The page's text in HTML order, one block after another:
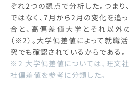
ぞれ2つの観点で分析した。つま
ではなく、7月から2月の変化を追
合と、高偏差値大学とそれ以外
（※2）。大学偏差値によって就職
究でも確認されているからである。
※2 大学偏差値については、旺文社
社偏差値を参考に分類した。